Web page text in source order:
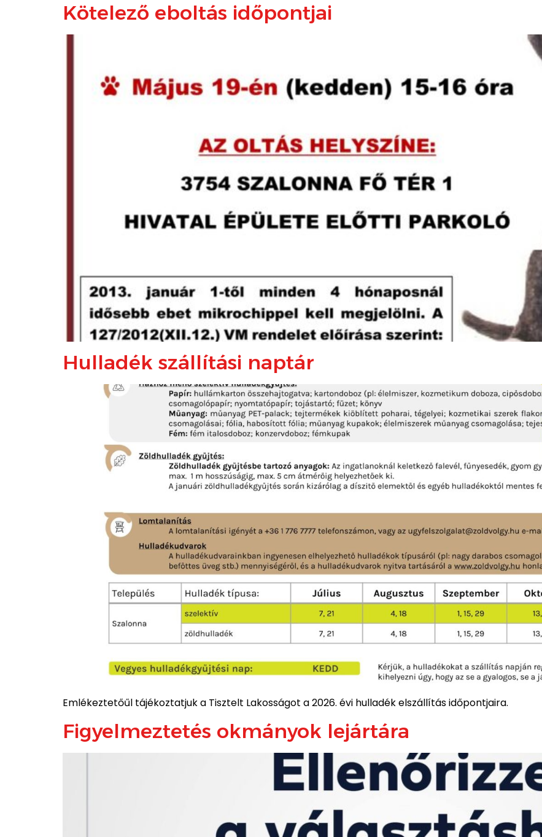
Kötelező eboltás időpontjai
Hulladék szállítási naptár
Emlékeztetőűl tájékoztatjuk a Tisztelt Lakosságot a 2026. évi hulladék elszállítás időpontjaira.
Figyelmeztetés okmányok lejártára